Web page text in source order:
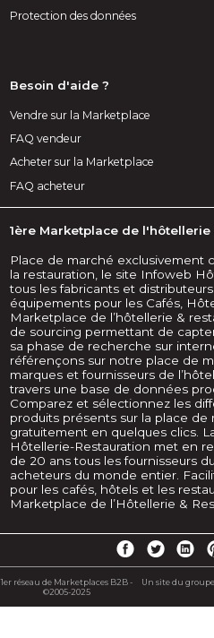
Protection des données
Besoin d'aide ?
Vendre sur la Marketplace
FAQ vendeur
Acheter sur la Marketplace
FAQ acheteur
1ère Marketplace de l'hôtellerie
Place de marché exclusivement
la restauration, le site Infoweb
tous les fabricants et
équipements pour les Cafés,
Marketplace de l’hôtellerie &
de sourcing permettant de
sa phase de recherche sur
référençons sur notre place de
marques et fournisseurs de
travers une base de données
Comparez et sélectionnez les
produits présents sur la place
gratuitement en quelques clics.
Hôtellerie-Restauration met en
de 20 ans tous les fournisseurs
acheteurs du monde entier.
pour les cafés, hôtels et les
Marketplace de l’Hôtellerie &
1er réseau de Marketplaces B2B -
©2005-2025
Un site du